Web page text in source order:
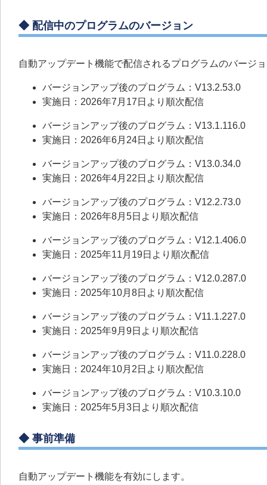
◆ 配信中のプログラムのバージョン
自動アップデート機能で配信されるプログラムのバージ
バージョンアップ後のプログラム：V13.2.53.0
実施日：2026年7月17日より順次配信
バージョンアップ後のプログラム：V13.1.116.0
実施日：2026年6月24日より順次配信
バージョンアップ後のプログラム：V13.0.34.0
実施日：2026年4月22日より順次配信
バージョンアップ後のプログラム：V12.2.73.0
実施日：2026年8月5日より順次配信
バージョンアップ後のプログラム：V12.1.406.0
実施日：2025年11月19日より順次配信
バージョンアップ後のプログラム：V12.0.287.0
実施日：2025年10月8日より順次配信
バージョンアップ後のプログラム：V11.1.227.0
実施日：2025年9月9日より順次配信
バージョンアップ後のプログラム：V11.0.228.0
実施日：2024年10月2日より順次配信
バージョンアップ後のプログラム：V10.3.10.0
実施日：2025年5月3日より順次配信
◆ 事前準備
自動アップデート機能を有効にします。